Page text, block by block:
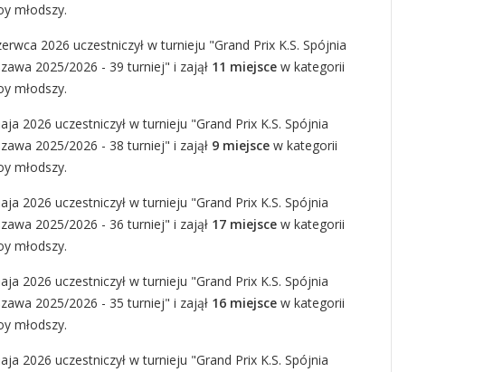
młodszy.
2026 uczestniczył w turnieju "Grand Prix K.S. Spójnia
2025/2026 - 39 turniej" i zajął 11 miejsce w kategorii
młodszy.
2026 uczestniczył w turnieju "Grand Prix K.S. Spójnia
2025/2026 - 38 turniej" i zajął 9 miejsce w kategorii
młodszy.
2026 uczestniczył w turnieju "Grand Prix K.S. Spójnia
2025/2026 - 36 turniej" i zajął 17 miejsce w kategorii
młodszy.
2026 uczestniczył w turnieju "Grand Prix K.S. Spójnia
2025/2026 - 35 turniej" i zajął 16 miejsce w kategorii
młodszy.
2026 uczestniczył w turnieju "Grand Prix K.S. Spójnia